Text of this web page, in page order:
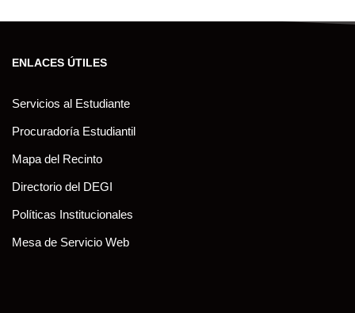
ENLACES ÚTILES
Servicios al Estudiante
Procuradoría Estudiantil
Mapa del Recinto
Directorio del DEGI
Políticas Institucionales
Mesa de Servicio Web